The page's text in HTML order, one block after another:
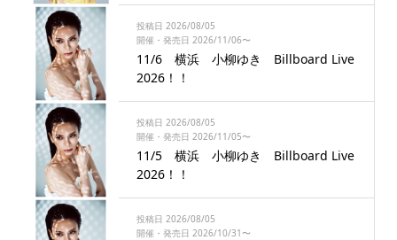
投稿日 2026/08/05
開催・発売日 2026/11/06〜
11/6 横浜 小柳ゆき Billboard Live
2026！！
投稿日 2026/08/05
開催・発売日 2026/11/05〜
11/5 横浜 小柳ゆき Billboard Live
2026！！
投稿日 2026/08/05
開催・発売日 2026/10/31〜